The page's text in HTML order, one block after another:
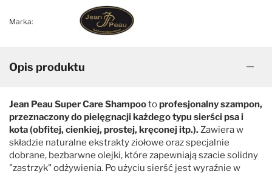
Marka:
Opis produktu
Jean Peau Super Care Shampootoprofesjonalny szampon,
przeznaczony do pielęgnacji każdego typu sierści psa i
kota (obfitej, cienkiej, prostej, kręconej itp.). Zawiera w
składzie naturalne ekstrakty ziołowe oraz specjalnie
dobrane, bezbarwne olejki, które zapewniają szacie solidny
"zastrzyk" odżywienia. Po użyciu sierść jest wyraźnie w